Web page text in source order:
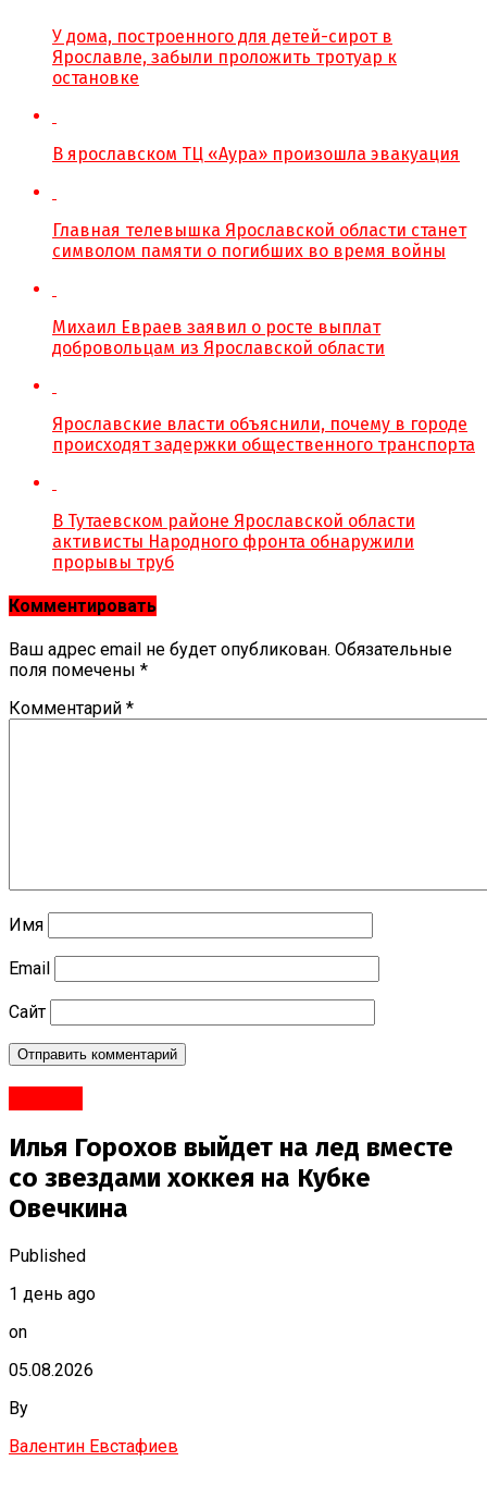
У дома, построенного для детей-сирот в
Ярославле, забыли проложить тротуар к
остановке
В ярославском ТЦ «Аура» произошла эвакуация
Главная телевышка Ярославской области станет
символом памяти о погибших во время войны
Михаил Евраев заявил о росте выплат
добровольцам из Ярославской области
Ярославские власти объяснили, почему в городе
происходят задержки общественного транспорта
В Тутаевском районе Ярославской области
активисты Народного фронта обнаружили
прорывы труб
Комментировать
Ваш адрес email не будет опубликован. Обязательные
поля помечены *
Комментарий *
Имя
Email
Сайт
Илья Горохов выйдет на лед вместе
со звездами хоккея на Кубке
Овечкина
Published
1 день ago
on
05.08.2026
By
Валентин Евстафиев